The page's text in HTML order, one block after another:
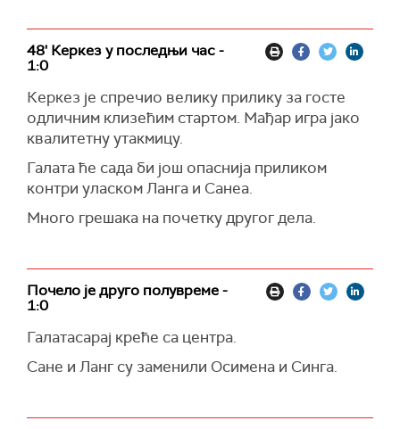
48' Керкез у последњи час -
1:0
Керкез је спречио велику прилику за госте
одличним клизећим стартом. Мађар игра јако
квалитетну утакмицу.
Галата ће сада би још опаснија приликом
контри уласком Ланга и Санеа.
Много грешака на почетку другог дела.
Почело је друго полувреме -
1:0
Галатасарај креће са центра.
Сане и Ланг су заменили Осимена и Синга.